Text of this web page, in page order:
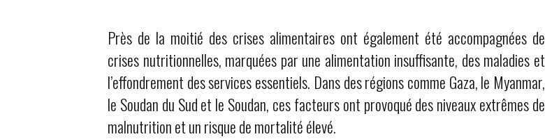
Près de la moitié des crises alimentaires ont également été accompagnées de
crises nutritionnelles, marquées par une alimentation insuffisante, des maladies et
l’effondrement des services essentiels. Dans des régions comme Gaza, le Myanmar,
le Soudan du Sud et le Soudan, ces facteurs ont provoqué des niveaux extrêmes de
malnutrition et un risque de mortalité élevé.